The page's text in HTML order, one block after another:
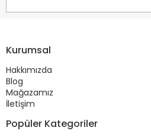
Kurumsal
Hakkımızda
Blog
Mağazamız
İletişim
Popüler Kategoriler